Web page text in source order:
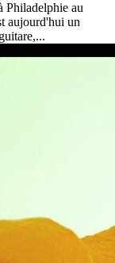
Philadelphie au
aujourd'hui un